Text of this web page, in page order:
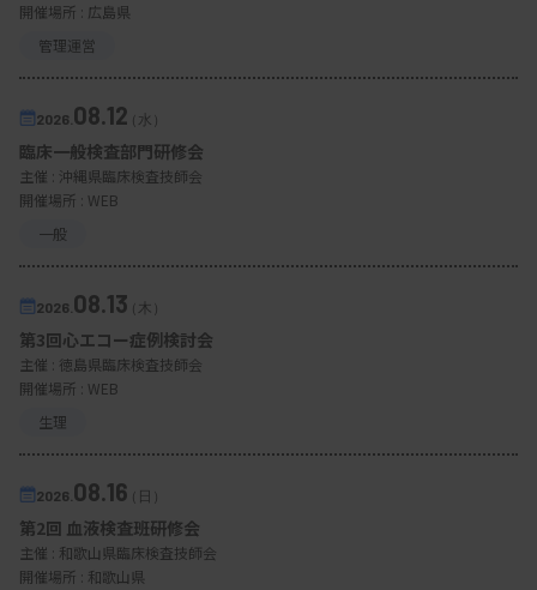
開催場所 : 広島県
管理運営
2026. 08.12（水）
臨床一般検査部門研修会
主催 : 沖縄県臨床検査技師会
開催場所 : WEB
一般
2026. 08.13（木）
第3回心エコー症例検討会
主催 : 徳島県臨床検査技師会
開催場所 : WEB
生理
2026. 08.16（日）
第2回 血液検査班研修会
主催 : 和歌山県臨床検査技師会
開催場所 : 和歌山県